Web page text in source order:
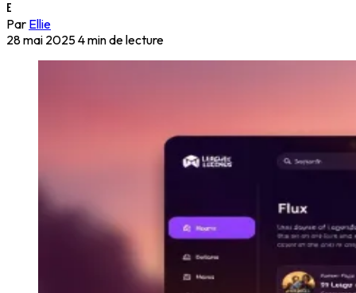
E
Par Ellie
28 mai 20254 min de lecture